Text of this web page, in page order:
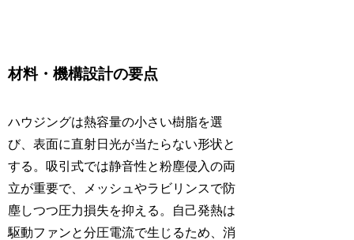
材料・機構設計の要点
ハウジングは熱容量の小さい樹脂を選
び、表面に直射日光が当たらない形状と
する。吸引式では静音性と粉塵侵入の両
立が重要で、メッシュやラビリンスで防
塵しつつ圧力損失を抑える。自己発熱は
駆動ファンと分圧電流で生じるため、消